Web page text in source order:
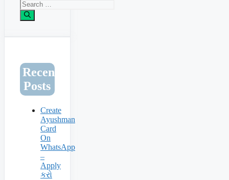
Search
for:
Recent
Posts
Create
Ayushman
Card
On
WhatsApp
–
Apply
કરો